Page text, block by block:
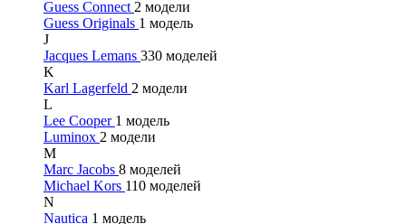
Guess Connect 2 модели
Guess Originals 1 модель
J
Jacques Lemans 330 моделей
K
Karl Lagerfeld 2 модели
L
Lee Cooper 1 модель
Luminox 2 модели
M
Marc Jacobs 8 моделей
Michael Kors 110 моделей
N
Nautica 1 модель